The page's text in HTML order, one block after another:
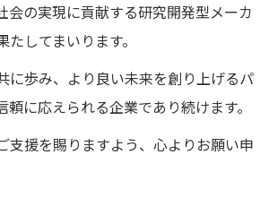
会の実現に貢献する研究開発型メーカ
してまいります。
に歩み、より良い未来を創り上げるパ
に応えられる企業であり続けます。
支援を賜りますよう、心よりお願い申